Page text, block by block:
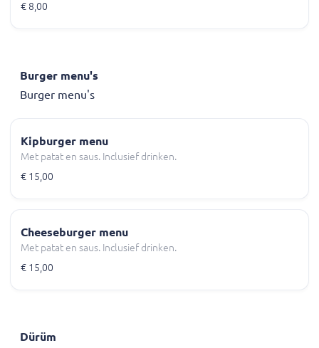
€ 8,00
Burger menu's
Burger menu's
Kipburger menu
Met patat en saus. Inclusief drinken.
€ 15,00
Cheeseburger menu
Met patat en saus. Inclusief drinken.
€ 15,00
Dürüm